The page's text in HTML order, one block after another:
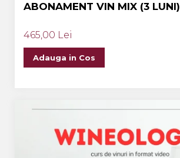
ABONAMENT VIN MIX (3 LUNI)
465,00 Lei
Adauga in Cos